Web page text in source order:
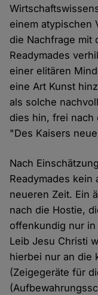
einem atypischen
die Nachfrage mit
Readymades
einer elitären
eine Art Kunst
als solche
dies hin, frei nach
"Des Kaisers
Nach
Readymades kein
neueren Zeit. Ein
nach die Hostie,
offenkundig nur
Leib Jesu Christi
hierbei nur an die
(Zeigegeräte für
Cookies